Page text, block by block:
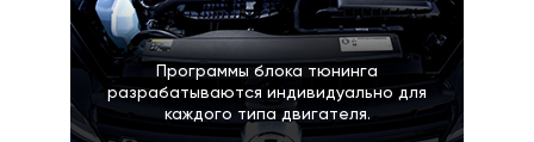
Программы блока тюнинга
разрабатываются индивидуально для
каждого типа двигателя.